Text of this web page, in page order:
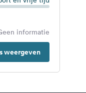
informatie
weergeven